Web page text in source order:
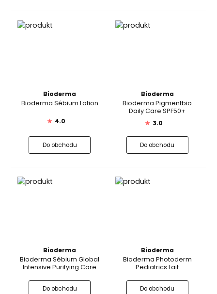
Bioderma
Bioderma Sébium Lotion
★ 4.0
Do obchodu
Bioderma
Bioderma Pigmentbio
Daily Care SPF50+
★ 3.0
Do obchodu
Bioderma
Bioderma Sébium Global
Intensive Purifying Care
Do obchodu
Bioderma
Bioderma Photoderm
Pediatrics Lait
Do obchodu